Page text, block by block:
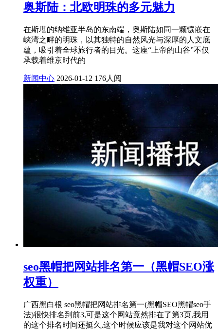
奥斯陆：北欧明珠的多元魅力
在斯堪的纳维亚半岛的东南端，奥斯陆如同一颗镶嵌在
峡湾之畔的明珠，以其独特的自然风光与深厚的人文底
蕴，吸引着全球旅行者的目光。这座“上帝的山谷”不仅
承载着维京时代的
新闻中心 2026-01-12 176人阅
seo黑帽把网站排名第一（黑帽SEO涨
权重）
广西黑白根 seo黑帽把网站排名第一(黑帽SEO黑帽seo手
法)很快排名到前3,可是这个网站竟然排在了第3页,我用
的这个排名时间还挺久,这个时候应该是我对这个网站优